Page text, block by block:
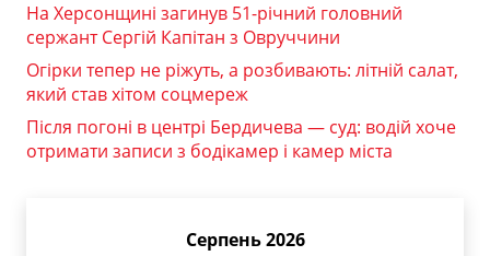
На Херсонщині загинув 51-річний головний
сержант Сергій Капітан з Овруччини
Огірки тепер не ріжуть, а розбивають: літній салат,
який став хітом соцмереж
Після погоні в центрі Бердичева — суд: водій хоче
отримати записи з бодікамер і камер міста
Серпень 2026